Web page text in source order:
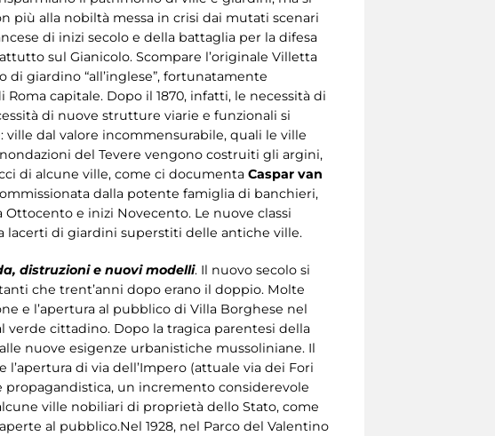
più alla nobiltà messa in crisi dai mutati scenari
di inizi secolo e della battaglia per la difesa
sul Gianicolo. Scompare l’originale Villetta
di giardino “all’inglese”, fortunatamente
capitale. Dopo il 1870, infatti, le necessità di
di nuove strutture viarie e funzionali si
dal valore incommensurabile, quali le ville
del Tevere vengono costruiti gli argini,
di alcune ville, come ci documenta Caspar van
dalla potente famiglia di banchieri,
e inizi Novecento. Le nuove classi
lacerti di giardini superstiti delle antiche ville.
distruzioni e nuovi modelli. Il nuovo secolo si
che trent’anni dopo erano il doppio. Molte
e l’apertura al pubblico di Villa Borghese nel
verde cittadino. Dopo la tragica parentesi della
nuove esigenze urbanistiche mussoliniane. Il
di via dell’Impero (attuale via dei Fori
un incremento considerevole
ville nobiliari di proprietà dello Stato, come
al pubblico.Nel 1928, nel Parco del Valentino